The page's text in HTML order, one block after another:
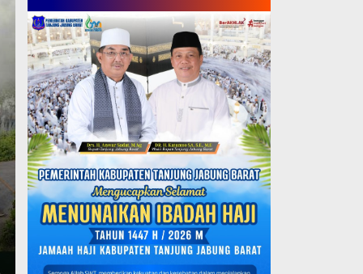
Satpol PP Menang
Tanjabbar,
Perdana di OPD Cup
Kamis, 6 Agu 2026 - 18:05 WIB
TANJABBAR, TJ – Tim Satpol PP Kabupaten
ajang OPD Cup…